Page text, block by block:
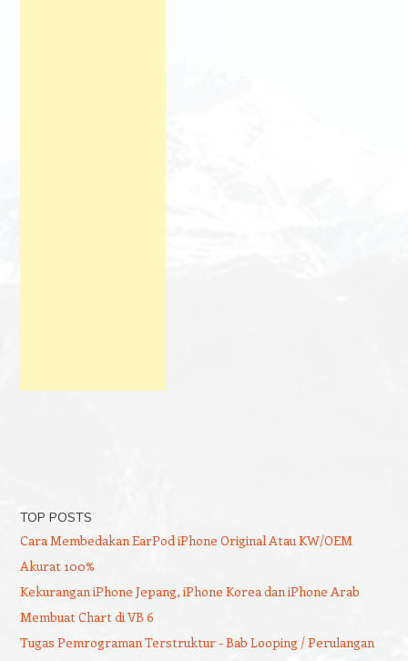
TOP POSTS
Cara Membedakan EarPod iPhone Original Atau KW/OEM
Akurat 100%
Kekurangan iPhone Jepang, iPhone Korea dan iPhone Arab
Membuat Chart di VB 6
Tugas Pemrograman Terstruktur - Bab Looping / Perulangan